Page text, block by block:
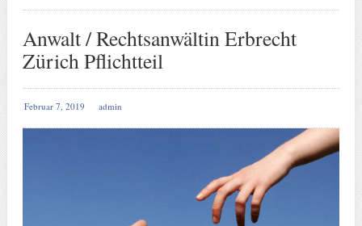
Anwalt / Rechtsanwältin Erbrecht
Zürich Pflichtteil
Februar 7, 2019 admin